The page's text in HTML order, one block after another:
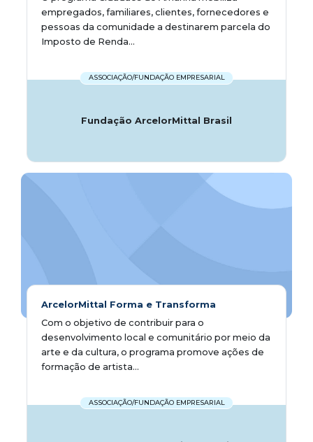
empregados, familiares, clientes, fornecedores e
pessoas da comunidade a destinarem parcela do
Imposto de Renda...
ASSOCIAÇÃO/FUNDAÇÃO EMPRESARIAL
Fundação ArcelorMittal Brasil
ArcelorMittal Forma e Transforma
Com o objetivo de contribuir para o
desenvolvimento local e comunitário por meio da
arte e da cultura, o programa promove ações de
formação de artista...
ASSOCIAÇÃO/FUNDAÇÃO EMPRESARIAL